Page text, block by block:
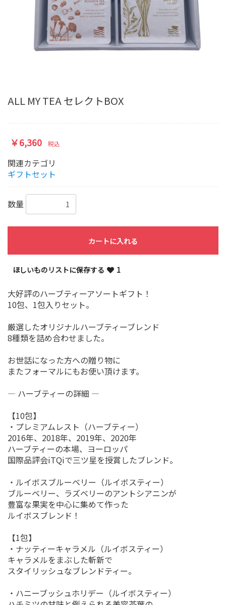
ALL MY TEA セレクトBOX
￥6,360 税込
関連カテゴリ
ギフトセット
数量
カートに入れる
ほしいものリストに保存する 1
大好評のハーブティーアソートギフト！
10包、1包入りセット。
厳選したオリジナルハーブティーブレンド
8種類を詰め合わせました。
お世話になった方への贈り物に
またフォーマルにもお使い頂けます。
― ハーブティーの詳細 ―
【10包】
・プレミアムレスト（ハーブティー）
2016年、2018年、2019年、2020年
ハーブティーの本場、ヨーロッパ
国際品評会iTQiで三ツ星を授賞したブレンド。
・ルイボスブルーベリー（ルイボスティー）
ブルーベリー、ラズベリーのアントシアニンが
豊富な果実を中心に集めて作った
ルイボスブレンド！
【1包】
・ナッティーキャラメル（ルイボスティー）
キャラメルをまぶした斬新で
スタイリッシュなブレンドティー。
・ハニーブッシュホリデー（ルイボスティー）